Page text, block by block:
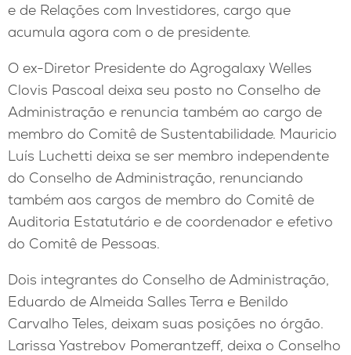
e de Relações com Investidores, cargo que
acumula agora com o de presidente.
O ex-Diretor Presidente do Agrogalaxy Welles
Clovis Pascoal deixa seu posto no Conselho de
Administração e renuncia também ao cargo de
membro do Comitê de Sustentabilidade. Mauricio
Luís Luchetti deixa se ser membro independente
do Conselho de Administração, renunciando
também aos cargos de membro do Comitê de
Auditoria Estatutário e de coordenador e efetivo
do Comitê de Pessoas.
Dois integrantes do Conselho de Administração,
Eduardo de Almeida Salles Terra e Benildo
Carvalho Teles, deixam suas posições no órgão.
Larissa Yastrebov Pomerantzeff, deixa o Conselho